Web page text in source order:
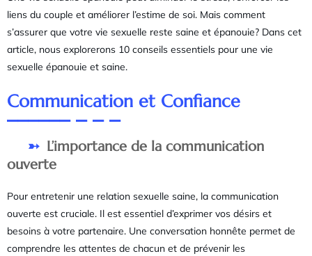
liens du couple et améliorer l’estime de soi. Mais comment
s’assurer que votre vie sexuelle reste saine et épanouie? Dans cet
article, nous explorerons 10 conseils essentiels pour une vie
sexuelle épanouie et saine.
Communication et Confiance
L’importance de la communication
ouverte
Pour entretenir une relation sexuelle saine, la communication
ouverte est cruciale. Il est essentiel d’exprimer vos désirs et
besoins à votre partenaire. Une conversation honnête permet de
comprendre les attentes de chacun et de prévenir les